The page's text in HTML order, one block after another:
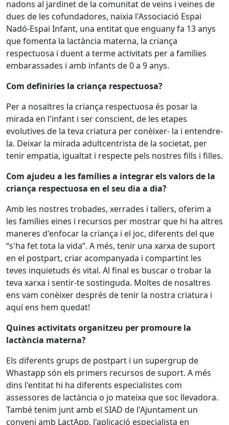
nadons al jardinet de la comunitat de veïns i veïnes de
dues de les cofundadores, naixia l'Associació Espai
Nadó-Espai Infant, una entitat que enguany fa 13 anys
que fomenta la lactància materna, la criança
respectuosa i duent a terme activitats per a famílies
embarassades i amb infants de 0 a 9 anys.
Com definiries la criança respectuosa?
Per a nosaltres la criança respectuosa és posar la
mirada en l'infant i ser conscient, de les etapes
evolutives de la teva criatura per conèixer- la i entendre-
la. Deixar la mirada adultcentrista de la societat, per
tenir empatia, igualtat i respecte pels nostres fills i filles.
Com ajudeu a les famílies a integrar els valors de la
criança respectuosa en el seu dia a dia?
Amb les nostres trobades, xerrades i tallers, oferim a
les famílies eines i recursos per mostrar que hi ha altres
maneres d'enfocar la criança i el joc, diferents del que
“s'ha fet tota la vida”. A més, tenir una xarxa de suport
en el postpart, criar acompanyada i compartint les
teves inquietuds és vital. Al final es buscar o trobar la
teva xarxa i sentir-te sostinguda. Moltes de nosaltres
ens vam conèixer després de tenir la nostra criatura i
aquí ens hem quedat!
Quines activitats organitzeu per promoure la
lactància materna?
Els diferents grups de postpart i un supergrup de
Whastapp són els primers recursos de suport. A més
dins l'entitat hi ha diferents especialistes com
assessores de lactància o jo mateixa que soc llevadora.
També tenim junt amb el SIAD de l'Ajuntament un
conveni amb LactApp, l'aplicació especialista en